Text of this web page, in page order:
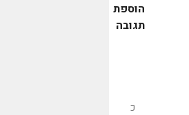
הוספת
תגובה